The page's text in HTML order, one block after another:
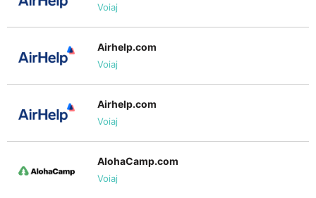
Voiaj
Airhelp.com
Voiaj
Airhelp.com
Voiaj
AlohaCamp.com
Voiaj